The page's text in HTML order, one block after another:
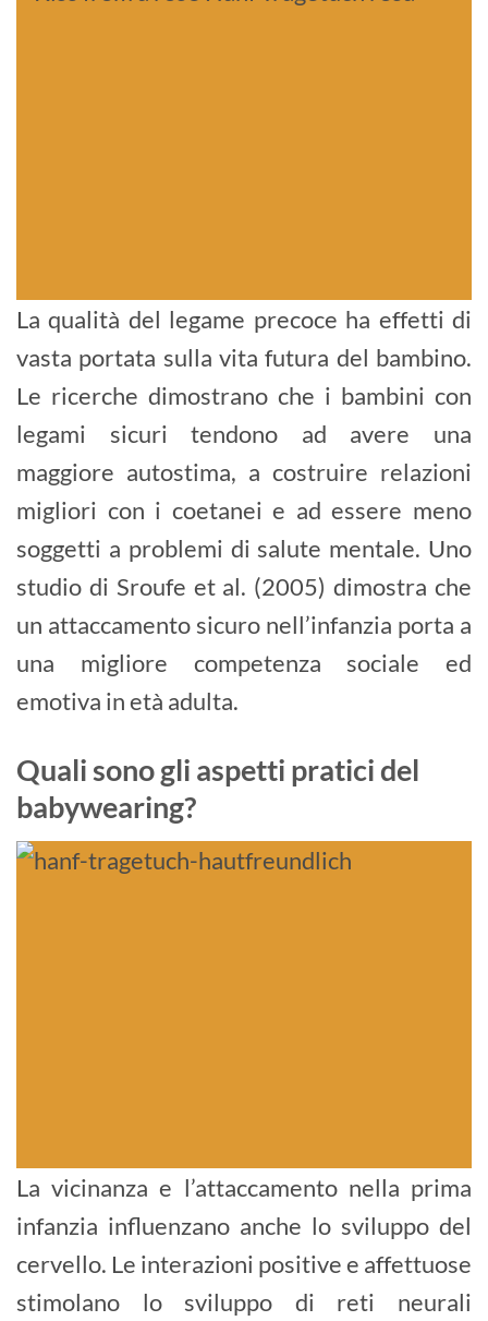
La qualità del legame precoce ha effetti di
vasta portata sulla vita futura del bambino.
Le ricerche dimostrano che i bambini con
legami sicuri tendono ad avere una
maggiore autostima, a costruire relazioni
migliori con i coetanei e ad essere meno
soggetti a problemi di salute mentale. Uno
studio di Sroufe et al. (2005) dimostra che
un attaccamento sicuro nell’infanzia porta a
una migliore competenza sociale ed
emotiva in età adulta.
Quali sono gli aspetti pratici del
babywearing?
La vicinanza e l’attaccamento nella prima
infanzia influenzano anche lo sviluppo del
cervello. Le interazioni positive e affettuose
stimolano lo sviluppo di reti neurali